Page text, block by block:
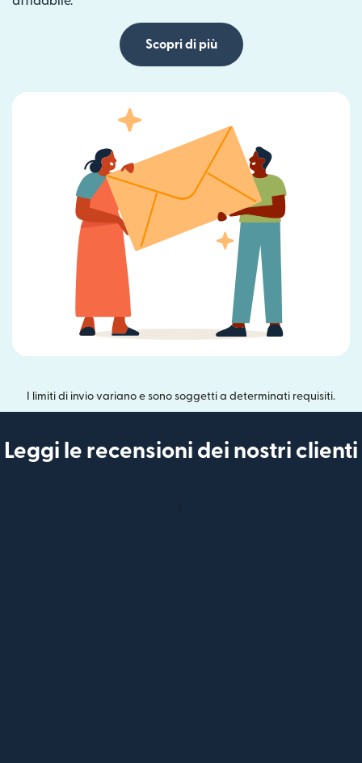
Scopri di più
I limiti di invio variano e sono soggetti a determinati requisiti.
Leggi le recensioni dei nostri clienti